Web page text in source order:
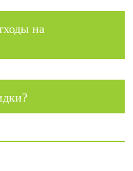
на